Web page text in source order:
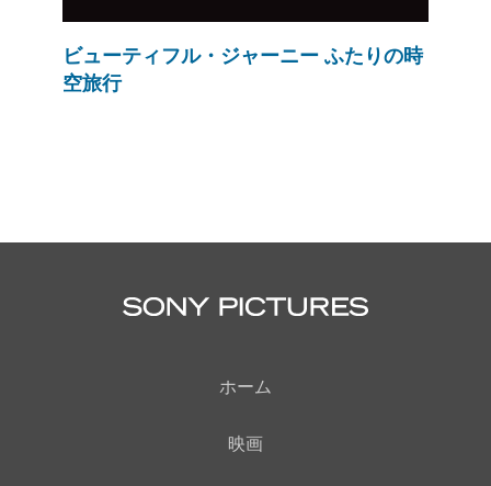
ビューティフル・ジャーニー ふたりの時
空旅行
ホーム
映画